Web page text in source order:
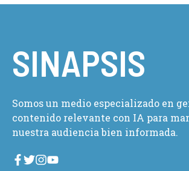
SINAPSIS
Somos un medio especializado en
contenido relevante con IA para
nuestra audiencia bien informada.